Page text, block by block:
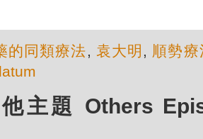
的同類療法, 袁大明 , 順勢療
主題 Others